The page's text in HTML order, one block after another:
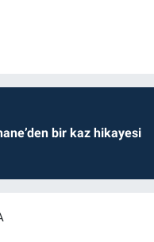
bir kaz hikayesi